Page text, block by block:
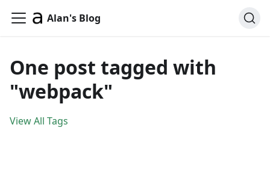
Alan's Blog
One post tagged with
"webpack"
View All Tags